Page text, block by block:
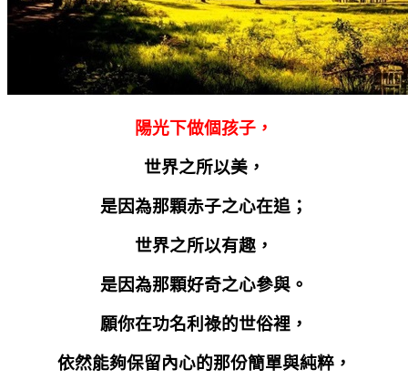
陽光下做個孩子，
世界之所以美，
是因為那顆赤子之心在追；
世界之所以有趣，
是因為那顆好奇之心參與。
願你在功名利祿的世俗裡，
依然能夠保留內心的那份簡單與純粹，